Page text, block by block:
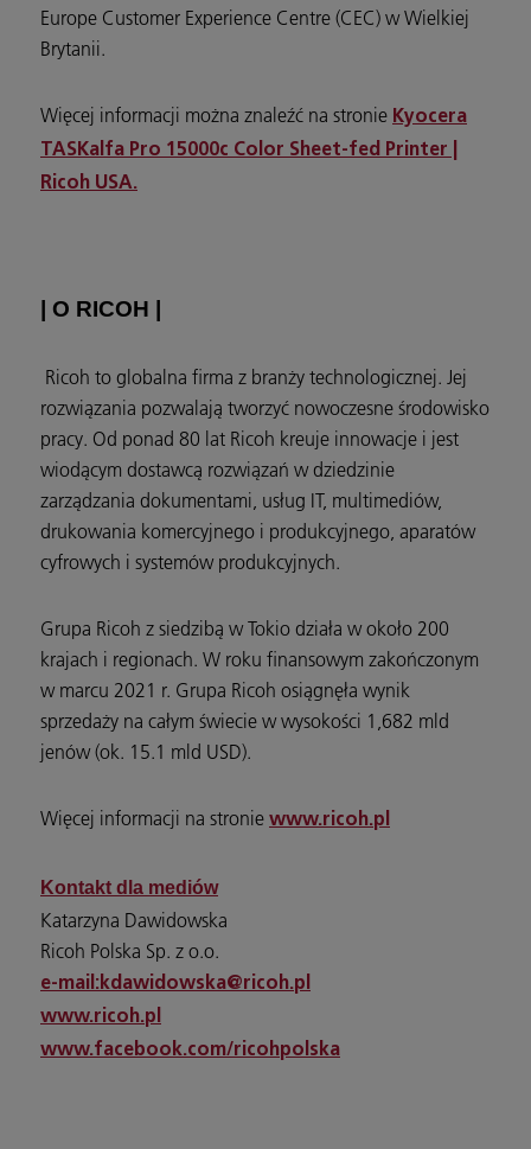
Europe Customer Experience Centre (CEC) w Wielkiej
Brytanii.
Więcej informacji można znaleźć na stronie Kyocera
TASKalfa Pro 15000c Color Sheet-fed Printer |
Ricoh USA.
| O RICOH |
Ricoh to globalna firma z branży technologicznej. Jej
rozwiązania pozwalają tworzyć nowoczesne środowisko
pracy. Od ponad 80 lat Ricoh kreuje innowacje i jest
wiodącym dostawcą rozwiązań w dziedzinie
zarządzania dokumentami, usług IT, multimediów,
drukowania komercyjnego i produkcyjnego, aparatów
cyfrowych i systemów produkcyjnych.
Grupa Ricoh z siedzibą w Tokio działa w około 200
krajach i regionach. W roku finansowym zakończonym
w marcu 2021 r. Grupa Ricoh osiągnęła wynik
sprzedaży na całym świecie w wysokości 1,682 mld
jenów (ok. 15.1 mld USD).
Więcej informacji na stronie www.ricoh.pl
Kontakt dla mediów
Katarzyna Dawidowska
Ricoh Polska Sp. z o.o.
e-mail:kdawidowska@ricoh.pl
www.ricoh.pl
www.facebook.com/ricohpolska